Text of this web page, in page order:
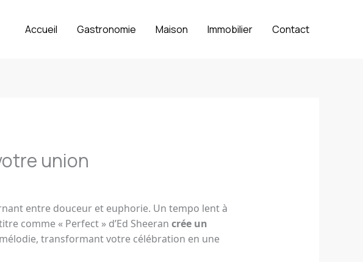
Accueil Gastronomie Maison Immobilier Contact
union
entre douceur et euphorie. Un tempo lent à
comme « Perfect » d’Ed Sheeran crée un
transformant votre célébration en une